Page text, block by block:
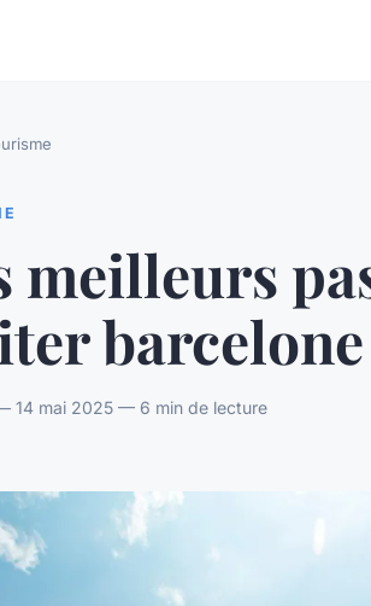
meilleurs
barcelone
14 mai 2025 — 6 min de lecture